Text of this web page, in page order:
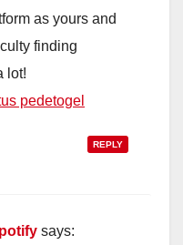
aѕ yours and
finding
lot!
pedetogel
REPLY
says: